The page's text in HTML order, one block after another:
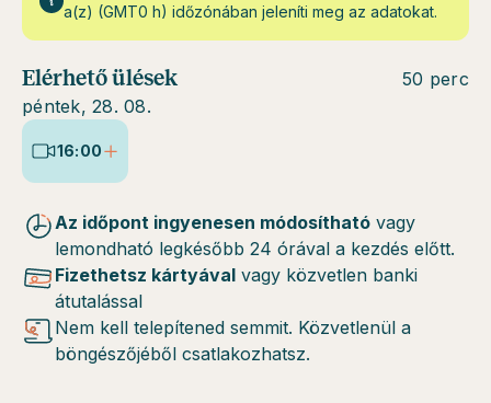
a(z) (GMT0 h) időzónában jeleníti meg az adatokat.
Elérhető ülések
péntek, 28. 08.
50 perc
16:00
Az időpont ingyenesen módosítható vagy
lemondható legkésőbb 24 órával a kezdés előtt.
Fizethetsz kártyával vagy közvetlen banki
átutalással
Nem kell telepítened semmit. Közvetlenül a
böngészőjéből csatlakozhatsz.